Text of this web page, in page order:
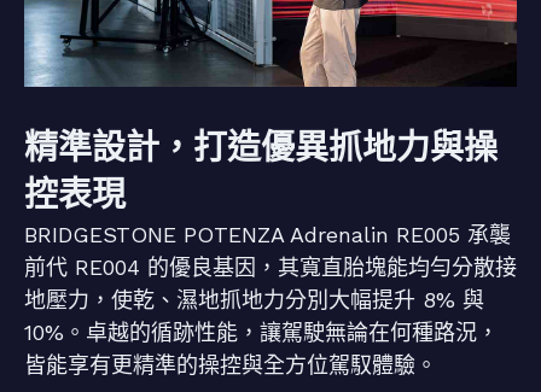
精準設計，打造優異抓地力與操
控表現
BRIDGESTONE POTENZA Adrenalin RE005 承襲
前代 RE004 的優良基因，其寬直胎塊能均勻分散接
地壓力，使乾、濕地抓地力分別大幅提升 8% 與
10%。卓越的循跡性能，讓駕駛無論在何種路況，
皆能享有更精準的操控與全方位駕馭體驗。